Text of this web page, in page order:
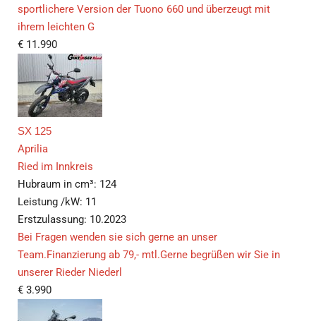
sportlichere Version der Tuono 660 und überzeugt mit
ihrem leichten G
€ 11.990
SX 125
Aprilia
Ried im Innkreis
Hubraum in cm³: 124
Leistung /kW: 11
Erstzulassung: 10.2023
Bei Fragen wenden sie sich gerne an unser
Team.Finanzierung ab 79,- mtl.Gerne begrüßen wir Sie in
unserer Rieder Niederl
€ 3.990